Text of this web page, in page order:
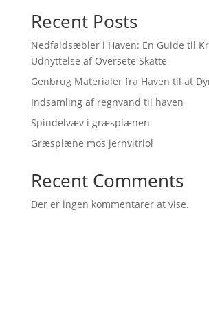
Recent Posts
Nedfaldsæbler i Haven: En Guide til
Udnyttelse af Oversete Skatte
Genbrug Materialer fra Haven til at
Indsamling af regnvand til haven
Spindelvæv i græsplænen
Græsplæne mos jernvitriol
Recent Comments
Der er ingen kommentarer at vise.